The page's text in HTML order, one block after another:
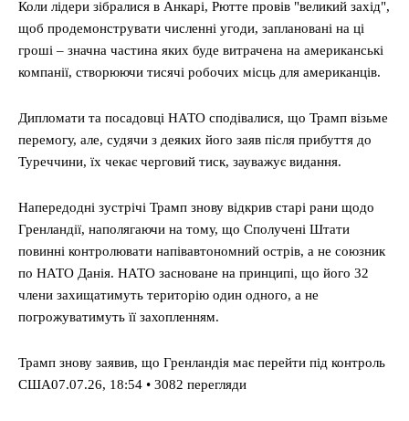
Коли лідери зібралися в Анкарі, Рютте провів "великий захід",
щоб продемонструвати численні угоди, заплановані на ці
гроші – значна частина яких буде витрачена на американські
компанії, створюючи тисячі робочих місць для американців.
Дипломати та посадовці НАТО сподівалися, що Трамп візьме
перемогу, але, судячи з деяких його заяв після прибуття до
Туреччини, їх чекає черговий тиск, зауважує видання.
Напередодні зустрічі Трамп знову відкрив старі рани щодо
Гренландії, наполягаючи на тому, що Сполучені Штати
повинні контролювати напівавтономний острів, а не союзник
по НАТО Данія. НАТО засноване на принципі, що його 32
члени захищатимуть територію один одного, а не
погрожуватимуть її захопленням.
Трамп знову заявив, що Гренландія має перейти під контроль
США07.07.26, 18:54 • 3082 перегляди